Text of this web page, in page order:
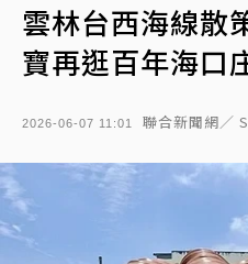
雲林台西海線散
寶再逛百年海口
2026-06-07 11:01 聯合新聞網／